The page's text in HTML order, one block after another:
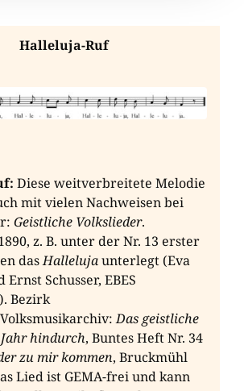
Halleluja-Ruf
Diese weitverbreitete Melodie
mit vielen Nachweisen bei
Geistliche Volkslieder.
z. B. unter der Nr. 13 erster
dasHallelujaunterlegt (Eva
Schusser, EBES
Bezirk
Das geistliche
hindurch, Buntes Heft Nr. 34
zu mir kommen, Bruckmühl
Lied ist GEMA-frei und kann